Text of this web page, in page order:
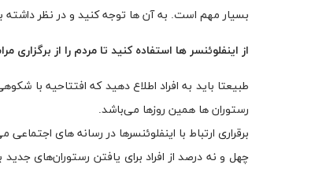
بسیار مهم است. به آن ها توجه کنید و در نظر
از اینفلوئنسر ها استفاده کنید تا مردم را از برگزاری
طبیعتا باید به افراد اطلاع دهید که افتتاحیه با
رستوران ها همین روزها می‌باشد.
برقراری ارتباط با اینفلوئنسرها در رسانه های
چهل و نه درصد از افراد برای یافتن رستوران‌های